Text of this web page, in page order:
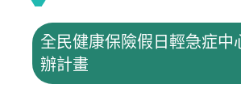
全民健康保險假日輕急症中
辦計畫